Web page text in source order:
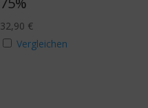
32,90 €
Vergleichen